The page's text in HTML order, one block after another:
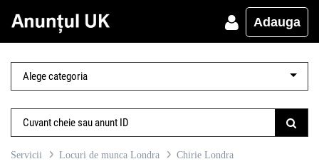
Adauga
Servicii Locuri de munca Londra Chirie Londra